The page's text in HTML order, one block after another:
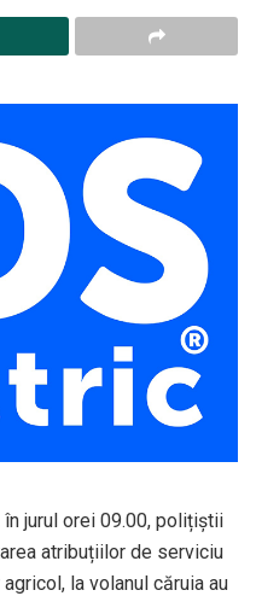
jurul orei 09.00, polițiștii
atribuțiilor de serviciu
la volanul căruia au